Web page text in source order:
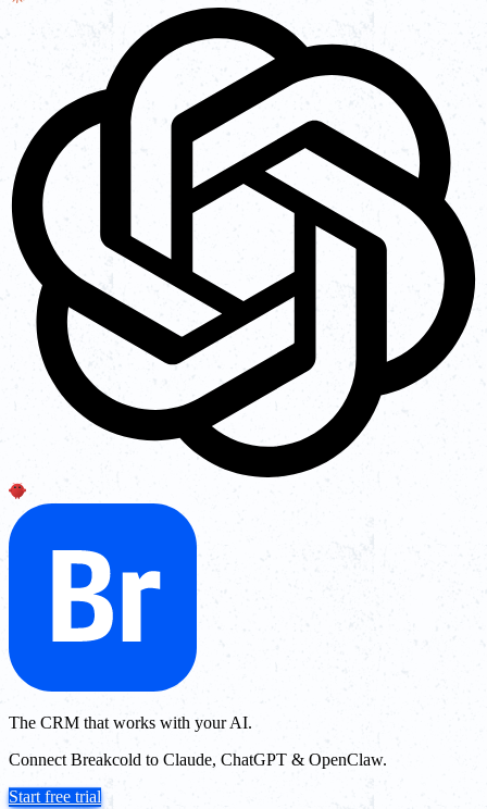
The CRM that works with your AI.
Connect Breakcold to Claude, ChatGPT & OpenClaw.
Start free trial